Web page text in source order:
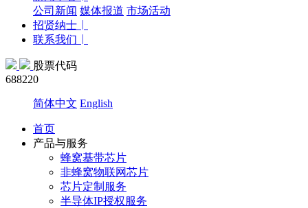
公司新闻 媒体报道 市场活动
招贤纳士
联系我们
股票代码
688220
简体中文 English
首页
产品与服务
蜂窝基带芯片
非蜂窝物联网芯片
芯片定制服务
半导体IP授权服务